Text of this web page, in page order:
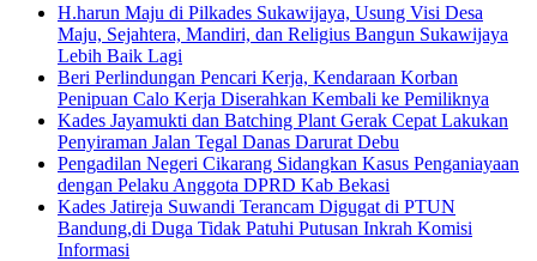
H.harun Maju di Pilkades Sukawijaya, Usung Visi Desa
Maju, Sejahtera, Mandiri, dan Religius Bangun Sukawijaya
Lebih Baik Lagi
Beri Perlindungan Pencari Kerja, Kendaraan Korban
Penipuan Calo Kerja Diserahkan Kembali ke Pemiliknya
Kades Jayamukti dan Batching Plant Gerak Cepat Lakukan
Penyiraman Jalan Tegal Danas Darurat Debu
Pengadilan Negeri Cikarang Sidangkan Kasus Penganiayaan
dengan Pelaku Anggota DPRD Kab Bekasi
Kades Jatireja Suwandi Terancam Digugat di PTUN
Bandung,di Duga Tidak Patuhi Putusan Inkrah Komisi
Informasi